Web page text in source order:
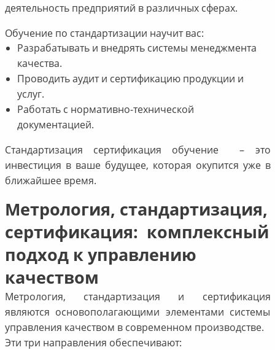
деятельность предприятий в различных сферах.
Обучение по стандартизации научит вас:
Разрабатывать и внедрять системы менеджмента
качества.
Проводить аудит и сертификацию продукции и
услуг.
Работать с нормативно-технической
документацией.
Стандартизация сертификация обучение – это
инвестиция в ваше будущее, которая окупится уже в
ближайшее время.
Метрология, стандартизация,
сертификация: комплексный
подход к управлению
качеством
Метрология, стандартизация и сертификация
являются основополагающими элементами системы
управления качеством в современном производстве.
Эти три направления обеспечивают: